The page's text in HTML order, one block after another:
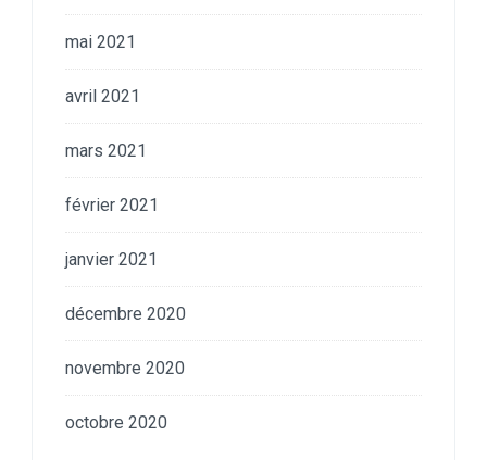
mai 2021
avril 2021
mars 2021
février 2021
janvier 2021
décembre 2020
novembre 2020
octobre 2020